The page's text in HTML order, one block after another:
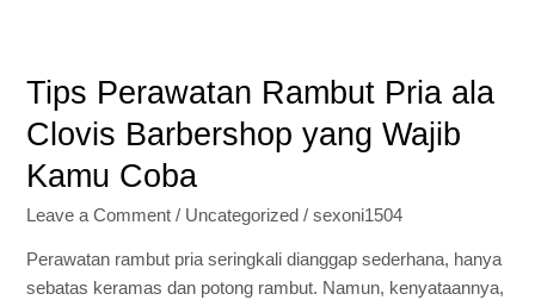
Tips Perawatan Rambut Pria ala
Clovis Barbershop yang Wajib
Kamu Coba
Leave a Comment / Uncategorized /sexoni1504
Perawatan rambut pria seringkali dianggap sederhana, hanya
sebatas keramas dan potong rambut. Namun, kenyataannya,
Tips
Perawatan
Rambut
Pria
Clovis
Barbershop
yang